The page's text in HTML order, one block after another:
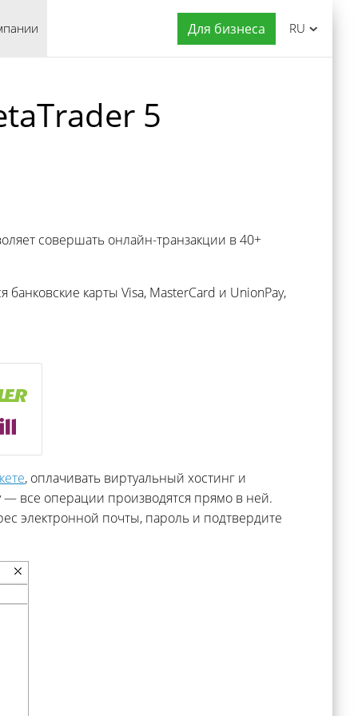
Для бизнеса RU
5
совершать онлайн-транзакции в 40+
карты Visa, MasterCard и UnionPay,
, оплачивать виртуальный хостинг и
все операции производятся прямо в ней.
электронной почты, пароль и подтвердите